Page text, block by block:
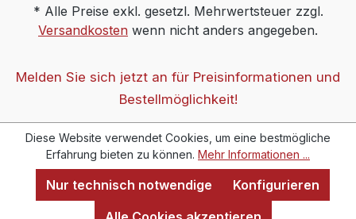
* Alle Preise exkl. gesetzl. Mehrwertsteuer zzgl.
Versandkosten wenn nicht anders angegeben.
Melden Sie sich jetzt an für Preisinformationen und
Bestellmöglichkeit!
Diese Website verwendet Cookies, um eine bestmögliche
Erfahrung bieten zu können. Mehr Informationen ...
Nur technisch notwendige
Konfigurieren